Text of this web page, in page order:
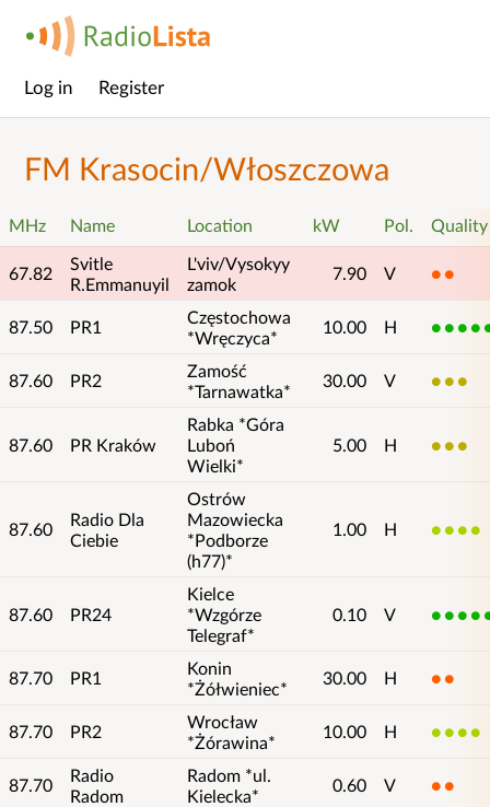
Main
Log in Register
FM Krasocin/Włoszczowa
MHz Name Location kW Pol. Quality
67.82
Svitle
R.Emmanuyil
L'viv/Vysokyy
zamok
7.90 V 2
87.50 PR1
Częstochowa
*Wręczyca*
10.00 H 5
87.60 PR2
Zamość
*Tarnawatka*
30.00 V 3
87.60 PR Kraków
Rabka *Góra
Luboń
Wielki*
5.00 H 3
87.60
Radio Dla
Ciebie
Ostrów
Mazowiecka
*Podborze
(h77)*
1.00 H 4
87.60 PR24
Kielce
*Wzgórze
Telegraf*
0.10 V 5
87.70 PR1
Konin
*Żółwieniec*
30.00 H 2
87.70 PR2
Wrocław
*Żórawina*
10.00 H 4
87.70
Radio
Radom
Radom *ul.
Kielecka*
0.60 V 2